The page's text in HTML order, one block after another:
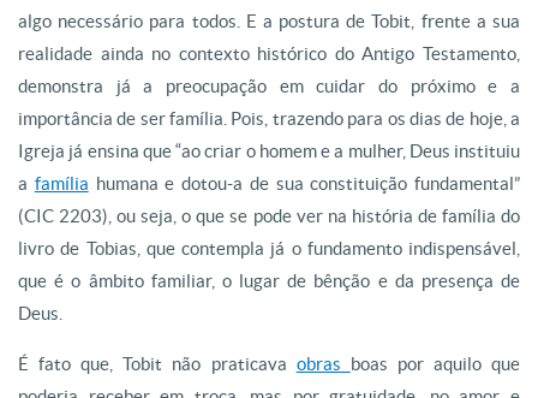
algo necessário para todos. E a postura de Tobit, frente a sua
realidade ainda no contexto histórico do Antigo Testamento,
demonstra já a preocupação em cuidar do próximo e a
importância de ser família. Pois, trazendo para os dias de hoje, a
Igreja já ensina que “ao criar o homem e a mulher, Deus instituiu
a família humana e dotou-a de sua constituição fundamental”
(CIC 2203), ou seja, o que se pode ver na história de família do
livro de Tobias, que contempla já o fundamento indispensável,
que é o âmbito familiar, o lugar de bênção e da presença de
Deus.
É fato que, Tobit não praticava obras boas por aquilo que